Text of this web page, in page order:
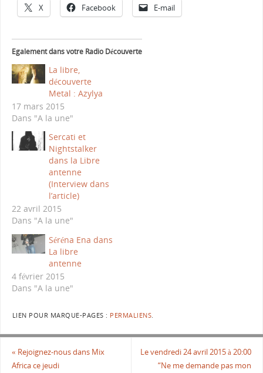
X Facebook E-mail
Egalement dans votre Radio Découverte
La libre,
découverte
Metal : Azylya
17 mars 2015
Dans "A la une"
Sercati et
Nightstalker
dans la Libre
antenne
(Interview dans
l’article)
22 avril 2015
Dans "A la une"
Séréna Ena dans
La libre
antenne
4 février 2015
Dans "A la une"
LIEN POUR MARQUE-PAGES : PERMALIENS.
« Rejoignez-nous dans Mix
Africa ce jeudi
Le vendredi 24 avril 2015 à 20:00
“Ne me demande pas mon